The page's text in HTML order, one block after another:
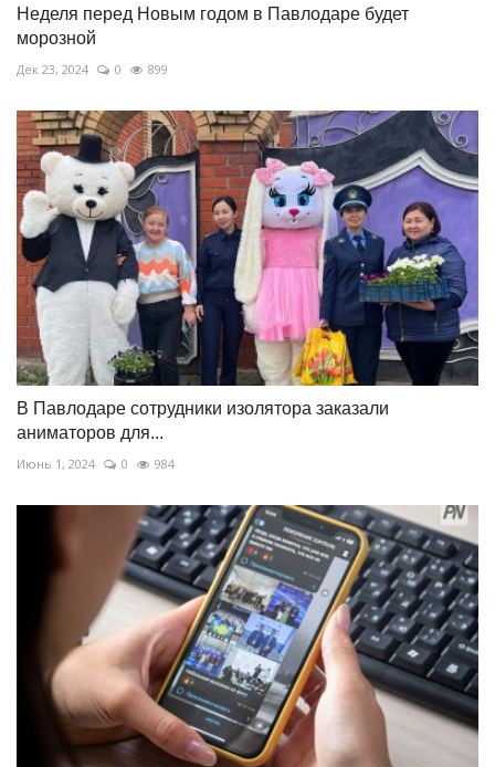
Неделя перед Новым годом в Павлодаре будет
морозной
Дек 23, 2024 0 899
В Павлодаре сотрудники изолятора заказали
аниматоров для...
Июнь 1, 2024 0 984